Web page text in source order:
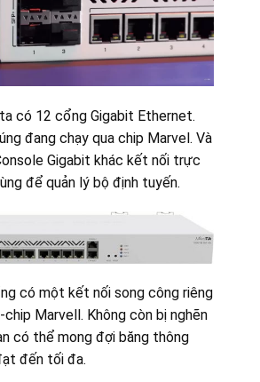
có 12 cổng Gigabit Ethernet.
đang chạy qua chip Marvel. Và
Gigabit khác kết nối trực
để quản lý bộ định tuyến.
có một kết nối song công riêng
Marvell. Không còn bị nghẽn
có thể mong đợi băng thông
đến tối đa.